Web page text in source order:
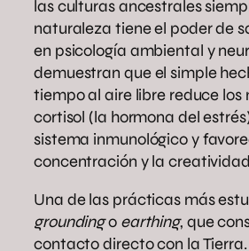
las culturas ancestrales
naturaleza tiene el poder de
en psicología ambiental y
demuestran que el simple
tiempo al aire libre reduce los
cortisol (la hormona del
sistema inmunológico y
concentración y la
Una de las prácticas más
groundingo earthing, que
contacto directo con la Tierra.